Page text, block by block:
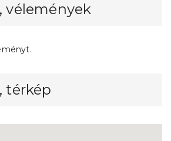
vélemények
térkép